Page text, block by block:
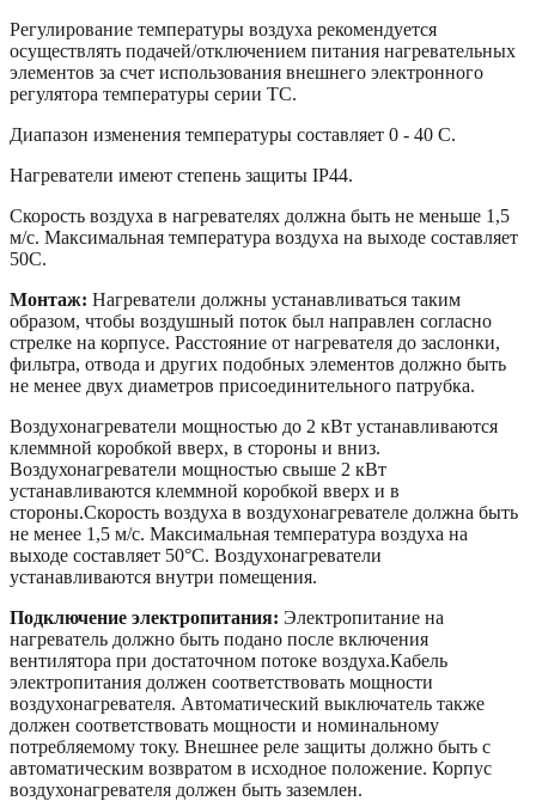
Регулирование температуры воздуха рекомендуется
осуществлять подачей/отключением питания нагревательных
элементов за счет использования внешнего электронного
регулятора температуры серии ТС.
Диапазон изменения температуры составляет 0 - 40 С.
Нагреватели имеют степень защиты IP44.
Скорость воздуха в нагревателях должна быть не меньше 1,5
м/с. Максимальная температура воздуха на выходе составляет
50С.
Монтаж: Нагреватели должны устанавливаться таким
образом, чтобы воздушный поток был направлен согласно
стрелке на корпусе. Расстояние от нагревателя до заслонки,
фильтра, отвода и других подобных элементов должно быть
не менее двух диаметров присоединительного патрубка.
Воздухонагреватели мощностью до 2 кВт устанавливаются
клеммной коробкой вверх, в стороны и вниз.
Воздухонагреватели мощностью свыше 2 кВт
устанавливаются клеммной коробкой вверх и в
стороны.Скорость воздуха в воздухонагревателе должна быть
не менее 1,5 м/с. Максимальная температура воздуха на
выходе составляет 50°С. Воздухонагреватели
устанавливаются внутри помещения.
Подключение электропитания: Электропитание на
нагреватель должно быть подано после включения
вентилятора при достаточном потоке воздуха.Кабель
электропитания должен соответствовать мощности
воздухонагревателя. Автоматический выключатель также
должен соответствовать мощности и номинальному
потребляемому току. Внешнее реле защиты должно быть с
автоматическим возвратом в исходное положение. Корпус
воздухонагревателя должен быть заземлен.